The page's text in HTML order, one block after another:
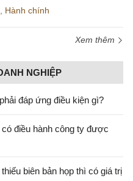
Hành chính
Xem thêm
NGHIỆP
đáp ứng điều kiện gì?
điều hành công ty được
biên bản họp thì có giá trị